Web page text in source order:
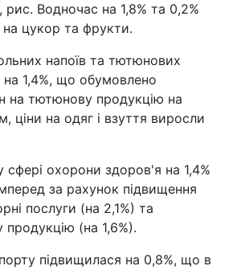
Водночас на 1,8% та 0,2%
на цукор та фрукти.
напоїв та тютюнових
на 1,4%, що обумовлено
на тютюнову продукцію на
ціни на одяг і взуття виросли
сфері охорони здоров'я на 1,4%
за рахунок підвищення
послуги (на 2,1%) та
(на 1,6%).
підвищилася на 0,8%, що в